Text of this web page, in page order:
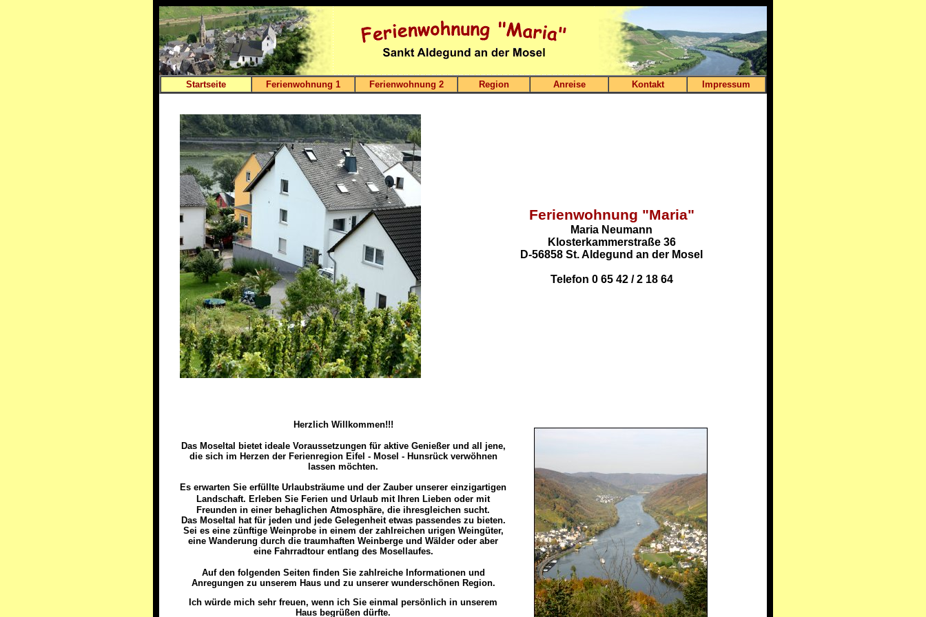
Startseite Ferienwohnung 1 Ferienwohnung 2 Region Anreise Kontakt Impressum
Ferienwohnung "Maria"
Maria Neumann
Klosterkammerstraße 36
D-56858 St. Aldegund an der Mosel
Telefon 0 65 42 / 2 18 64
Herzlich Willkommen!!!
Das Moseltal bietet ideale Voraussetzungen für aktive Genießer und all jene,
die sich im Herzen der Ferienregion Eifel - Mosel - Hunsrück verwöhnen
lassen möchten.
Es erwarten Sie erfüllte Urlaubsträume und der Zauber unserer einzigartigen
Landschaft. Erleben Sie Ferien und Urlaub mit Ihren Lieben oder mit
Freunden in einer behaglichen Atmosphäre, die ihresgleichen sucht.
Das Moseltal hat für jeden und jede Gelegenheit etwas passendes zu bieten.
Sei es eine zünftige Weinprobe in einem der zahlreichen urigen Weingüter,
eine Wanderung durch die traumhaften Weinberge und Wälder oder aber
eine Fahrradtour entlang des Mosellaufes.
Auf den folgenden Seiten finden Sie zahlreiche Informationen und
Anregungen zu unserem Haus und zu unserer wunderschönen Region.
Ich würde mich sehr freuen, wenn ich Sie einmal persönlich in unserem
Haus begrüßen dürfte.